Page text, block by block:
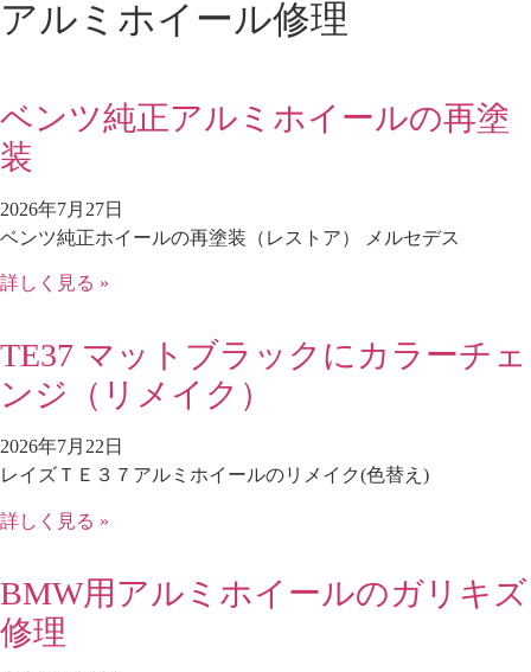
アルミホイール修理
ベンツ純正アルミホイールの再塗
装
2026年7月27日
ベンツ純正ホイールの再塗装（レストア） メルセデス
詳しく見る »
TE37 マットブラックにカラーチェ
ンジ（リメイク）
2026年7月22日
レイズＴＥ３７アルミホイールのリメイク(色替え)
詳しく見る »
BMW用アルミホイールのガリキズ
修理